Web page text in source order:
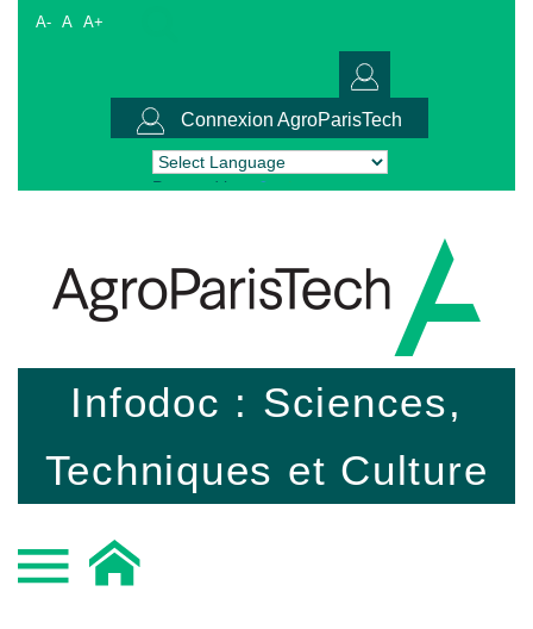
A- A A+
Connexion AgroParisTech
Powered by Translate
Infodoc : Sciences,
Techniques et Culture